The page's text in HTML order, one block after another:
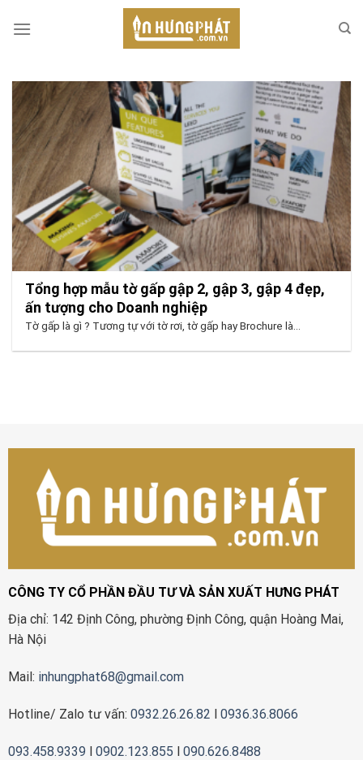
Tổng hợp mẫu tờ gấp gập 2, gập 3, gập 4 đẹp,
ấn tượng cho Doanh nghiệp
Tờ gấp là gì ? Tương tự với tờ rơi, tờ gấp hay Brochure là...
CÔNG TY CỔ PHẦN ĐẦU TƯ VÀ SẢN XUẤT HƯNG PHÁT
Địa chỉ: 142 Định Công, phường Định Công, quận Hoàng Mai,
Hà Nội
Mail: inhungphat68@gmail.com
Hotline/ Zalo tư vấn: 0932.26.26.82 l 0936.36.8066
093.458.9339 l 0902.123.855 l 090.626.8488